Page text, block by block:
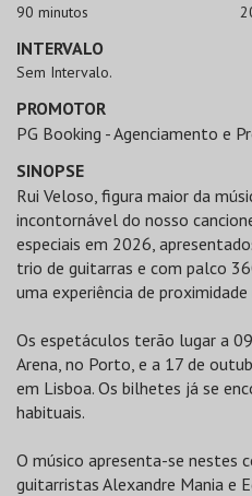
90 minutos
INTERVALO
Sem Intervalo.
PROMOTOR
PG Booking - Agenciamento e
SINOPSE
Rui Veloso, figura maior da
incontornável do nosso
especiais em 2026,
trio de guitarras e com palco
uma experiência de
Os espetáculos terão lugar a
Arena, no Porto, e a 17 de
em Lisboa. Os bilhetes já se
habituais.
O músico apresenta-se nestes
guitarristas Alexandre Mania e